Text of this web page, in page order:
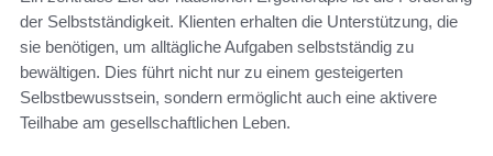
der Selbstständigkeit. Klienten erhalten die Unterstützung, die
sie benötigen, um alltägliche Aufgaben selbstständig zu
bewältigen. Dies führt nicht nur zu einem gesteigerten
Selbstbewusstsein, sondern ermöglicht auch eine aktivere
Teilhabe am gesellschaftlichen Leben.